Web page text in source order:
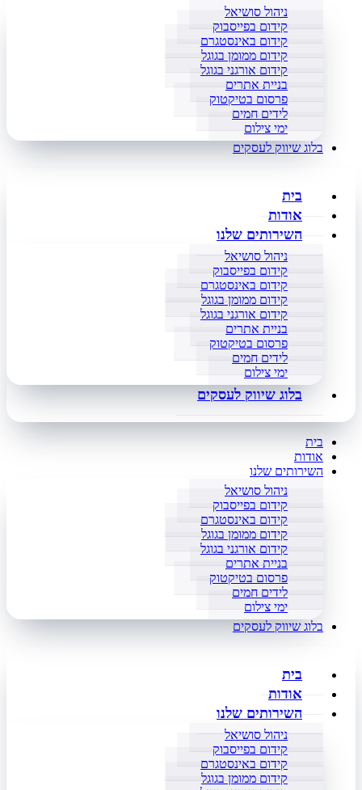
ניהול סושיאל
קידום בפייסבוק
קידום באינסטגרם
קידום ממומן בגוגל
קידום אורגני בגוגל
בניית אתרים
פרסום בטיקטוק
לידים חמים
ימי צילום
בלוג שיווק לעסקים
בית
אודות
השירותים שלנו
ניהול סושיאל
קידום בפייסבוק
קידום באינסטגרם
קידום ממומן בגוגל
קידום אורגני בגוגל
בניית אתרים
פרסום בטיקטוק
לידים חמים
ימי צילום
בלוג שיווק לעסקים
בית
אודות
השירותים שלנו
ניהול סושיאל
קידום בפייסבוק
קידום באינסטגרם
קידום ממומן בגוגל
קידום אורגני בגוגל
בניית אתרים
פרסום בטיקטוק
לידים חמים
ימי צילום
בלוג שיווק לעסקים
בית
אודות
השירותים שלנו
ניהול סושיאל
קידום בפייסבוק
קידום באינסטגרם
קידום ממומן בגוגל